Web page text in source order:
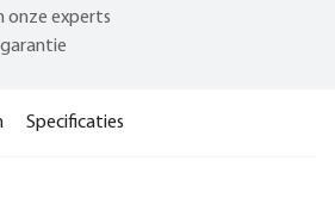
onze experts
Specificaties